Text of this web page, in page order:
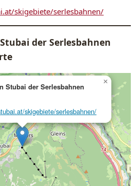
skigebiete/serlesbahnen/
der Serlesbahnen
Stubai der Serlesbahnen
skigebiete/serlesbahnen/
×